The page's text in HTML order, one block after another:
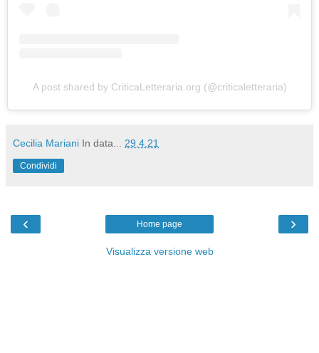
A post shared by CriticaLetteraria.org (@criticaletteraria)
Cecilia Mariani In data... 29.4.21
Condividi
‹ ›
Home page
Visualizza versione web